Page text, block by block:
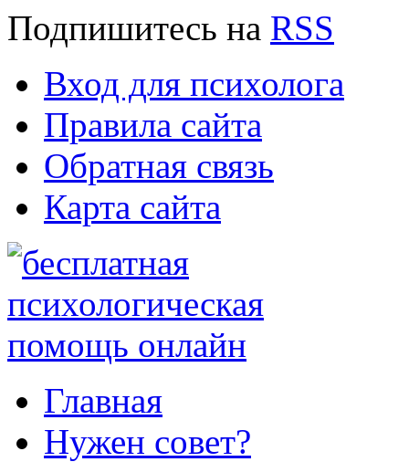
Подпишитесь на RSS
Вход для психолога
Правила сайта
Обратная связь
Карта сайта
Главная
Нужен совет?